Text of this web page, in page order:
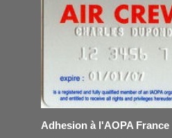
Adhesion à l'AOPA France